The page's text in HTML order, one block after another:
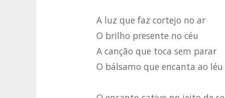
A luz que faz cortejo no ar
O brilho presente no céu
A canção que toca sem parar
O bálsamo que encanta ao léu